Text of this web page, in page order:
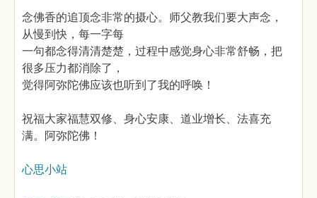
念佛香的追顶念非常的摄心。师父教我们要大声念，
从慢到快，每一字每
一句都念得清清楚楚，过程中感觉身心非常舒畅，把
很多压力都消除了，
觉得阿弥陀佛应该也听到了我的呼唤！
祝福大家福慧双修、身心安康、道业增长、法喜充
满。阿弥陀佛！
心思小站